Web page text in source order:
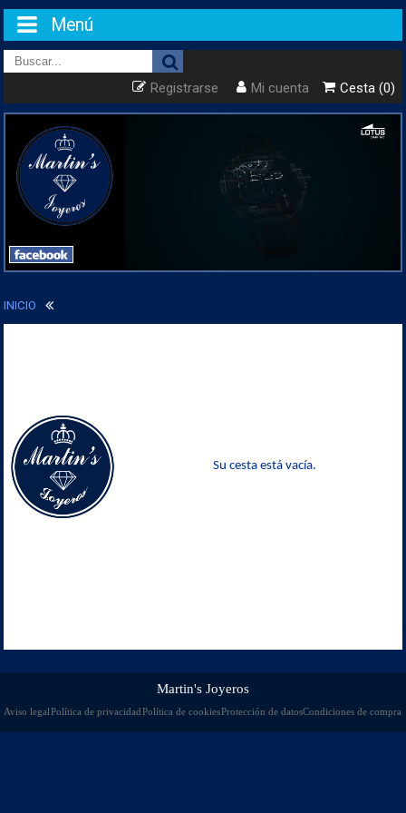
Cesta (0)
Mi cuenta
Registrarse
Menú
INICIO
Su cesta está vacía.
Martin's Joyeros
Aviso legalPolítica de privacidadPolítica de cookiesProtección de datosCondiciones de compra